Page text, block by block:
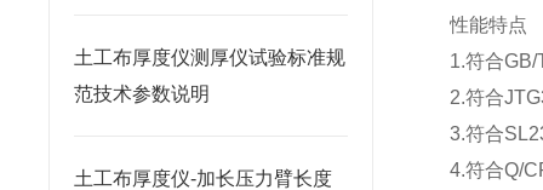
土工布厚度仪测厚仪试验标准规
范技术参数说明
土工布厚度仪-加长压力臂长度
性能特点
1.符合GB/
2.符合
3.符合
4.符合Q/